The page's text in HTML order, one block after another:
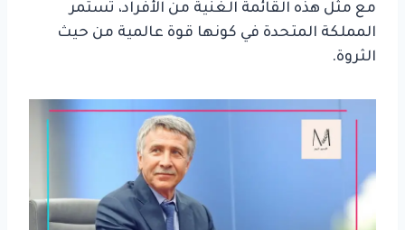
مع مثل هذه القائمة الغنية من الأفراد، تستمر
المملكة المتحدة في كونها قوة عالمية من حيث
الثروة.